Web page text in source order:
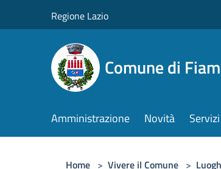
Regione Lazio
Comune di
Amministrazione Novità Servizi
Home > Vivere il Comune >